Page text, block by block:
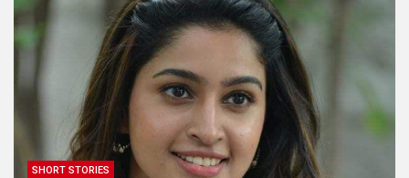
SHORT STORIES